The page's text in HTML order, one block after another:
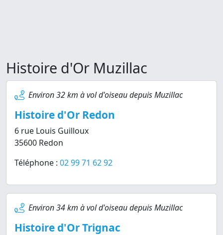
Histoire d'Or Muzillac
Environ 32 km à vol d'oiseau depuis Muzillac
Histoire d'Or Redon
6 rue Louis Guilloux
35600 Redon
Téléphone : 02 99 71 62 92
Environ 34 km à vol d'oiseau depuis Muzillac
Histoire d'Or Trignac